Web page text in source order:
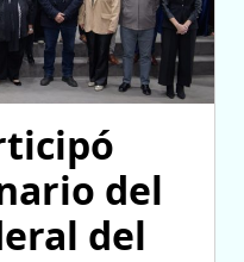
del
del